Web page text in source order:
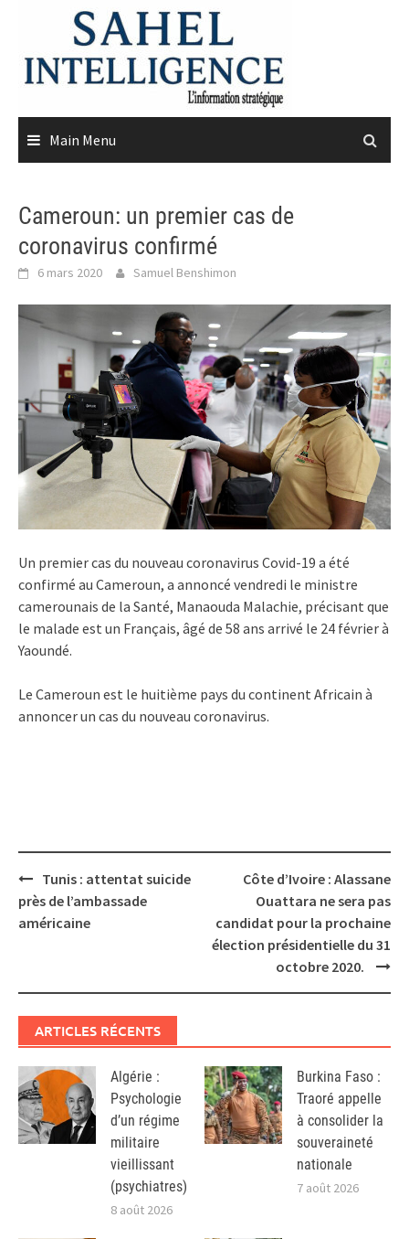
content
Main Menu
Cameroun: un premier cas de
coronavirus confirmé
6 mars 2020 Samuel Benshimon
Un premier cas du nouveau coronavirus Covid-19 a été
confirmé au Cameroun, a annoncé vendredi le ministre
camerounais de la Santé, Manaouda Malachie, précisant que
le malade est un Français, âgé de 58 ans arrivé le 24 février à
Yaoundé.
Le Cameroun est le huitième pays du continent Africain à
annoncer un cas du nouveau coronavirus.
Post
navigation
Tunis : attentat suicide
près de l’ambassade
américaine
Côte d’Ivoire : Alassane
Ouattara ne sera pas
candidat pour la prochaine
élection présidentielle du 31
octobre 2020.
ARTICLES RÉCENTS
Algérie :
Psychologie
d’un régime
militaire
vieillissant
(psychiatres)
8 août 2026
Burkina Faso :
Traoré appelle
à consolider la
souveraineté
nationale
7 août 2026